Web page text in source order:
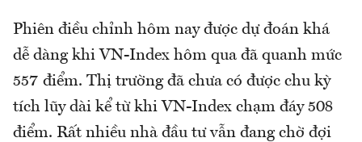
Phiên điều chỉnh hôm nay được dự đoán khá
dễ dàng khi VN-Index hôm qua đã quanh mức
557 điểm. Thị trường đã chưa có được chu kỳ
tích lũy dài kể từ khi VN-Index chạm đáy 508
điểm. Rất nhiều nhà đầu tư vẫn đang chờ đợi